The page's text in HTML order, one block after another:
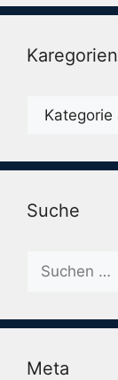
Karegorien
Karegorien
Suche
Suche
nach:
Meta